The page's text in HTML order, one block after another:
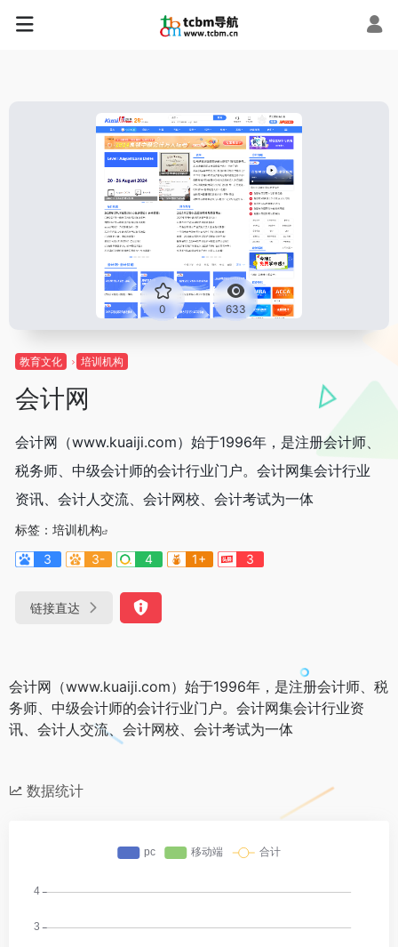
0 633
教育文化 培训机构
会计网
会计网（www.kuaiji.com）始于1996年，是注册会计师、
税务师、中级会计师的会计行业门户。会计网集会计行业
资讯、会计人交流、会计网校、会计考试为一体
标签： 培训机构
3
3- 4 1+ 3
链接直达
会计网（www.kuaiji.com）始于1996年，是注册会计师、税
务师、中级会计师的会计行业门户。会计网集会计行业资
讯、会计人交流、会计网校、会计考试为一体
数据统计